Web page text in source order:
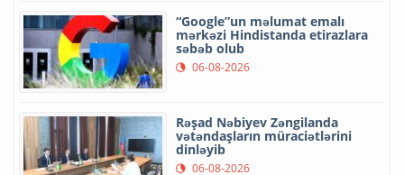
“Google”un məlumat emalı
mərkəzi Hindistanda etirazlara
səbəb olub
06-08-2026
Rəşad Nəbiyev Zəngilanda
vətəndaşların müraciətlərini
dinləyib
06-08-2026